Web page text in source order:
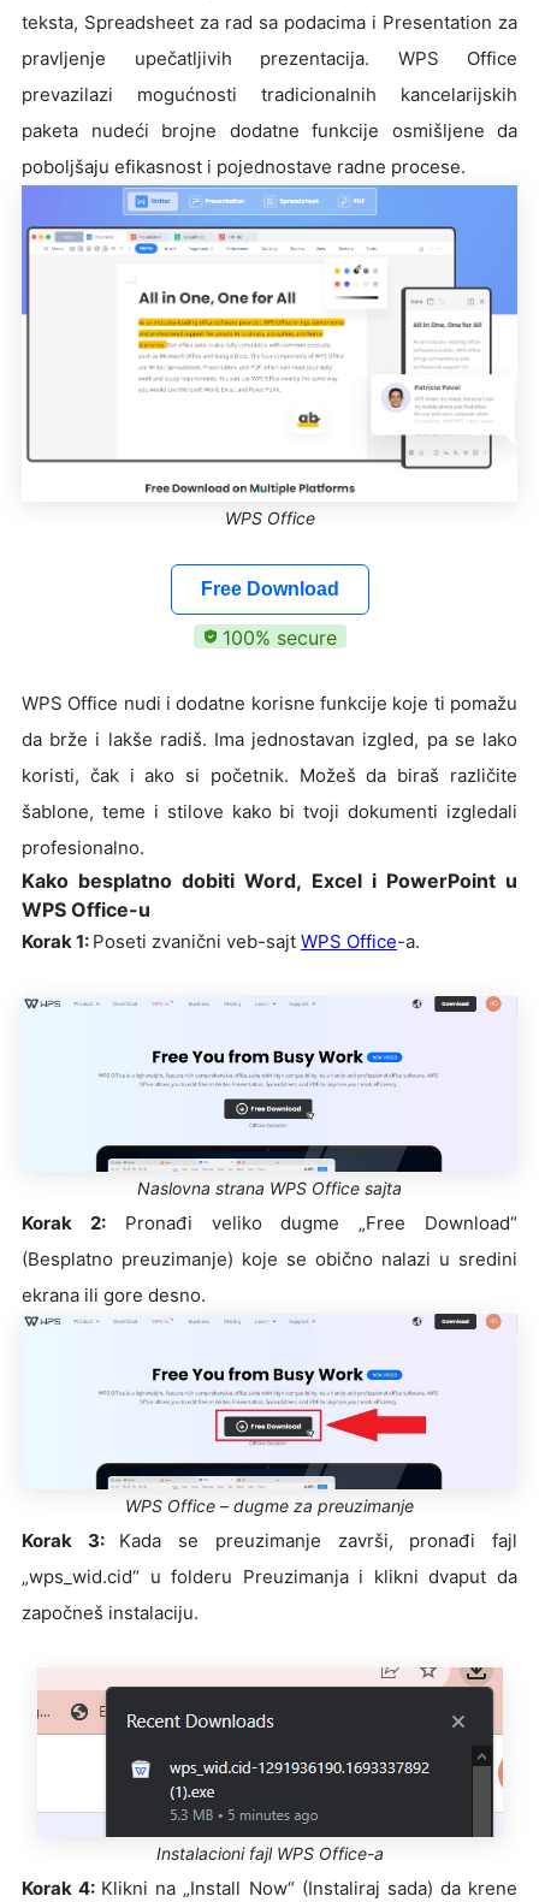
teksta, Spreadsheet za rad sa podacima i Presentation za
pravljenje upečatljivih prezentacija. WPS Office
prevazilazi mogućnosti tradicionalnih kancelarijskih
paketa nudeći brojne dodatne funkcije osmišljene da
poboljšaju efikasnost i pojednostave radne procese.
WPS Office
Free Download
100% secure
WPS Office nudi i dodatne korisne funkcije koje ti pomažu
da brže i lakše radiš. Ima jednostavan izgled, pa se lako
koristi, čak i ako si početnik. Možeš da biraš različite
šablone, teme i stilove kako bi tvoji dokumenti izgledali
profesionalno.
Kako besplatno dobiti Word, Excel i PowerPoint u
WPS Office-u
Korak 1: Poseti zvanični veb-sajt WPS Office-a.
Naslovna strana WPS Office sajta
Korak 2:Pronađi veliko dugme „Free Download“
(Besplatno preuzimanje) koje se obično nalazi u sredini
ekrana ili gore desno.
WPS Office – dugme za preuzimanje
Korak 3: Kada se preuzimanje završi, pronađi fajl
„wps_wid.cid“ u folderu Preuzimanja i klikni dvaput da
započneš instalaciju.
Instalacioni fajl WPS Office-a
Korak 4: Klikni na „Install Now“ (Instaliraj sada) da krene